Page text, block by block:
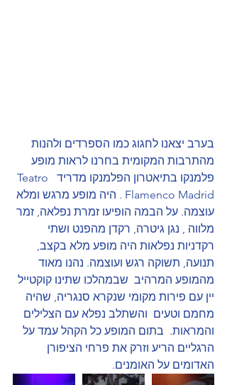
בערב יצאנו לחגוג כמו הספרדים ולהנות
מהתרבות המקומית בחרנו לראות מופע
פלמנקו בתיאטרון הפלמנקו מדריד  Teatro
Flamenco Madrid . היה מופע מרגש ומלא
עוצמה. על הבמה הופיעו זמרת נפלאה, זמר
מלווה , נגן גיטרה, רקדן מהפנט ושתי
רקדניות נפלאות היה מופע מלא בקצב,
תנועה, תשוקה רגש ועוצמה. נהנו מאוד
מהמופע המרהיב  שבמהלכו שתינו קוקטייל
יין עם פירות מקומי שנקרא סנגריה, שהיה
מחמם וטעים  והשתלב נפלא עם הצלילים
והמראות.  בתום המופע כל הקהל עמד על
הרגליים הריע וזרק את פרחי הציפורן
האדומים על האומנים.